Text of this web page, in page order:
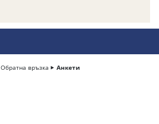
Обратна връзка Анкети